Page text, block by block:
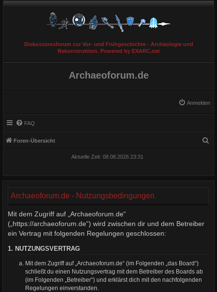
Diskussionsforum zur Vor- und Frühgeschichte - Archäologie und
Rekonstruktion. Powered by EXARC.net
Archaeoforum.de
Anmelden
FAQ
Foren-Übersicht
Aktuelle Zeit: 08.08.2026 23:31
Archaeoforum.de - Nutzungsbedingungen
Mit dem Zugriff auf „Archaeoforum.de“
(„https://archaeoforum.de“) wird zwischen dir und dem Betreiber
ein Vertrag mit folgenden Regelungen geschlossen:
1. NUTZUNGSVERTRAG
Mit dem Zugriff auf „Archaeoforum.de“ (im Folgenden „das Board“)
schließt du einen Nutzungsvertrag mit dem Betreiber des Boards ab
(im Folgenden „Betreiber“) und erklärst dich mit den nachfolgenden
Regelungen einverstanden.